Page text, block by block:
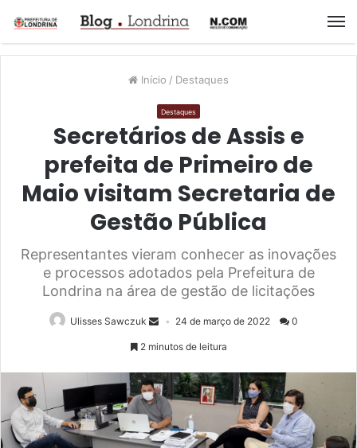
Início / Destaques
Destaques
Secretários de Assis e
prefeita de Primeiro de
Maio visitam Secretaria de
Gestão Pública
Representantes vieram conhecer as inovações
e processos adotados pela Prefeitura de
Londrina na área de gestão de licitações
Ulisses Sawczuk 24 de março de 2022 0
2 minutos de leitura